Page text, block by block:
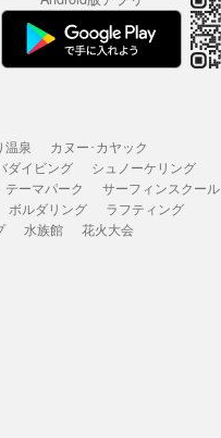
温泉
カヌー･カヤック
ダイビング
シュノーケリング
テーマパーク
サーフィンスクール
ボルダリング
ラフティング
水族館 花火大会